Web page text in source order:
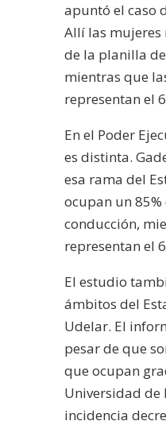
apuntó el caso
Allí las mujeres
de la planilla
mientras que
representan el
En el Poder
es distinta.
esa rama del
ocupan un 85%
conducción,
representan el
El estudio
ámbitos del
Udelar. El
pesar de que
que ocupan
Universidad de
incidencia